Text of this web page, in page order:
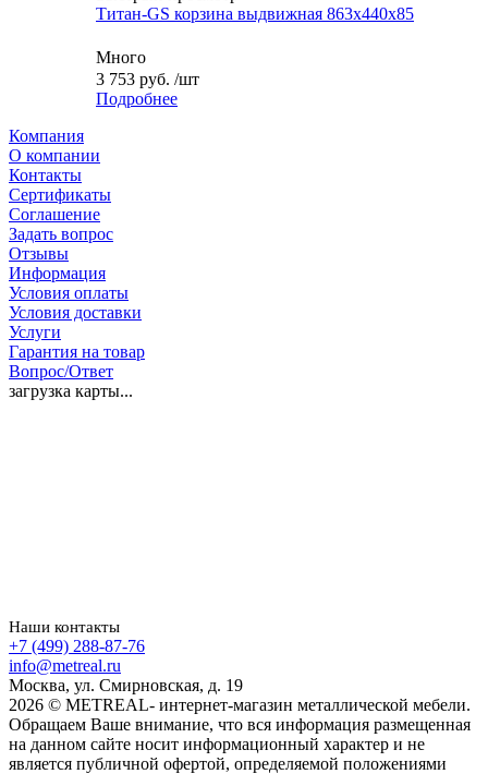
Титан-GS корзина выдвижная 863x440x85
Много
3 753 руб. /шт
Подробнее
Компания
О компании
Контакты
Сертификаты
Соглашение
Задать вопрос
Отзывы
Информация
Условия оплаты
Условия доставки
Услуги
Гарантия на товар
Вопрос/Ответ
загрузка карты...
Наши контакты
+7 (499) 288-87-76
info@metreal.ru
Москва, ул. Смирновская, д. 19
2026 © METREAL- интернет-магазин металлической мебели.
Обращаем Ваше внимание, что вся информация размещенная
на данном сайте носит информационный характер и не
является публичной офертой, определяемой положениями